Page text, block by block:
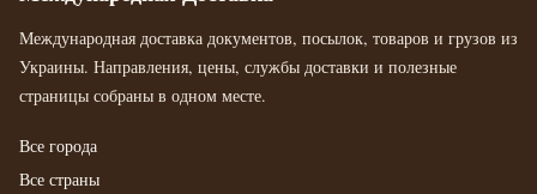
Международная доставка документов, посылок, товаров и грузов из
Украины. Направления, цены, службы доставки и полезные
страницы собраны в одном месте.
Все города
Все страны